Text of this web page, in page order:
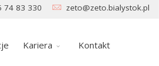
74 83 330 zeto@zeto.bialystok.pl
Kariera Kontakt